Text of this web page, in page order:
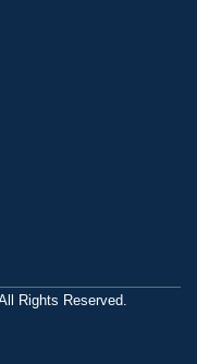
即取得您的資料。
詢時，伺服器自行產
位址、使用時間、使
網站會對個別連線者
本網站內部所瀏覽的
站網刊登廣告之廠
的資料。對於您主動
網站有其個別的私權
隱私權保護政策，本
後，傳送商業性資料
提供您能隨時停止接
Rights Reserved.